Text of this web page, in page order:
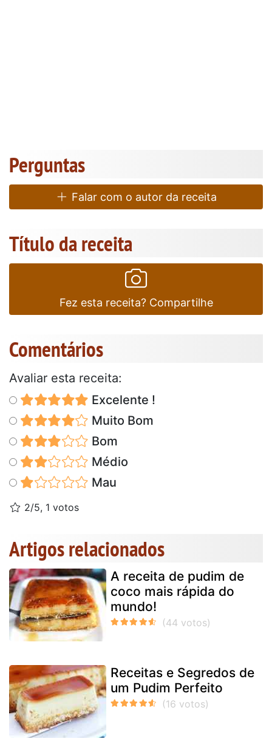
Perguntas
Falar com o autor da receita
Título da receita
Fez esta receita? Compartilhe
Comentários
Avaliar esta receita:
Excelente !
Muito Bom
Bom
Médio
Mau
2/5, 1 votos
Artigos relacionados
A receita de pudim de
coco mais rápida do
mundo!
Receitas e Segredos de
um Pudim Perfeito